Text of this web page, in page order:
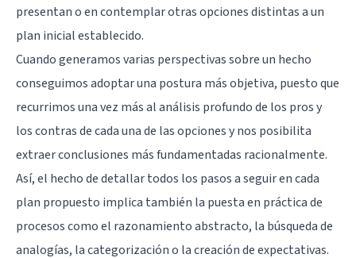
presentan o en contemplar otras opciones distintas a un
plan inicial establecido.
Cuando generamos varias perspectivas sobre un hecho
conseguimos adoptar una postura más objetiva, puesto que
recurrimos una vez más al análisis profundo de los pros y
los contras de cada una de las opciones y nos posibilita
extraer conclusiones más fundamentadas racionalmente.
Así, el hecho de detallar todos los pasos a seguir en cada
plan propuesto implica también la puesta en práctica de
procesos como el razonamiento abstracto, la búsqueda de
analogías, la categorización o la creación de expectativas.